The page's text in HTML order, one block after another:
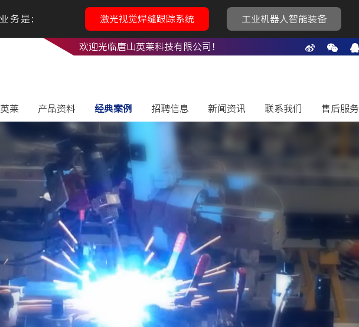
务是: 激光视觉焊缝跟踪系统 工业机器人智能装备
欢迎光临唐山英莱科技有限公司！
莱 产品资料 经典案例 招聘信息 新闻资讯 联系我们 售后服务